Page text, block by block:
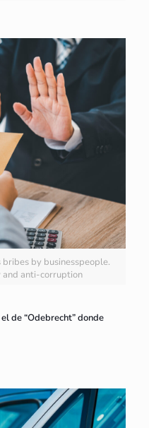
by businesspeople.
anti-corruption
de “Odebrecht” donde